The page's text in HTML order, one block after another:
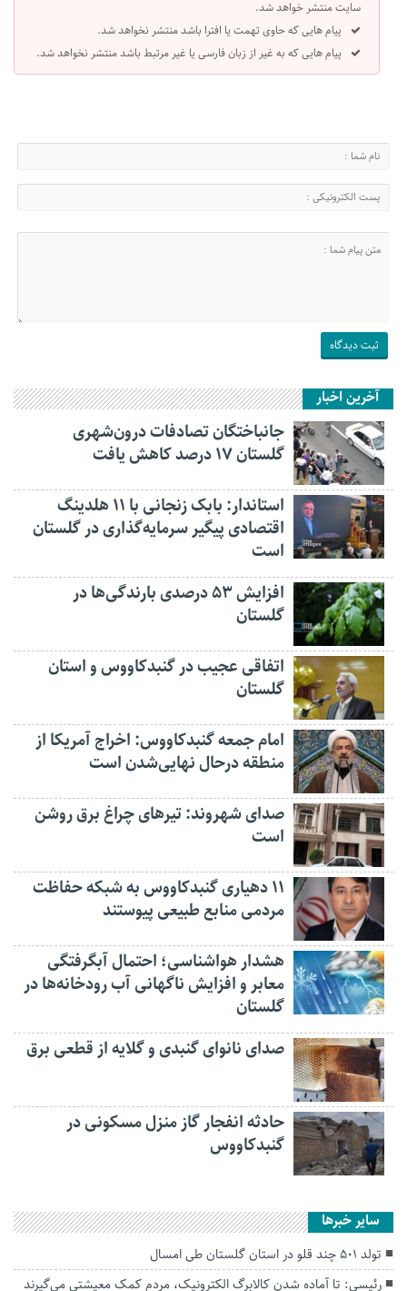
سایت منتشر خواهد شد.
پیام هایی که حاوی تهمت یا افترا باشد منتشر نخواهد شد.
پیام هایی که به غیر از زبان فارسی یا غیر مرتبط باشد منتشر نخواهد شد.
آخرین اخبار
جانباختگان تصادفات درون‌شهری
گلستان ۱۷ درصد کاهش یافت
استاندار: بابک زنجانی با ۱۱ هلدینگ
اقتصادی پیگیر سرمایه‌گذاری در گلستان
است
افزایش ۵۳ درصدی بارندگی‌ها در
گلستان
اتفاقی عجیب در‌ گنبدکاووس و استان
گلستان
امام جمعه گنبدکاووس: اخراج آمریکا از
منطقه درحال نهایی‌شدن است
صدای شهروند: تیرهای چراغ برق روشن
است
۱۱ دهیاری گنبدکاووس به شبکه حفاظت
مردمی منابع طبیعی پیوستند
هشدار هواشناسی؛ احتمال آبگرفتگی
معابر و افزایش ناگهانی آب رودخانه‌ها در
گلستان
صدای نانوای گنبدی و گلایه از قطعی برق
حادثه انفجار گاز منزل مسکونی در
گنبدکاووس
سایر خبرها
تولد 501 چند قلو در استان گلستان طی امسال
رئیسی: تا آماده شدن کالابرگ الکترونیک، مردم کمک معیشتی می‌گیرند